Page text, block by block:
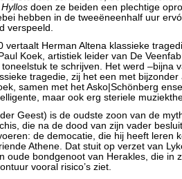
Hyllos doen ze beiden een plechtige
hebben in de tweeëneenhalf uur
verspeeld.
vertaalt Herman Altena klassieke
Koek, artistiek leider van De
te schrijven. Het werd –bijna
tragedie, zij het een met bijzonder
samen met het Asko|Schönberg
maar ook erg steriele
Geest) is de oudste zoon van de
die na de dood van zijn vader
de democatie, die hij heeft leren
Athene. Dat stuit op verzet van
oude bondgenoot van Herakles, die in
vooral risico’s ziet.